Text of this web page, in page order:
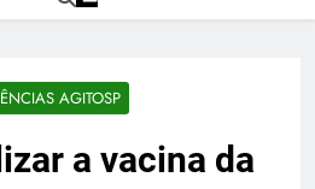
AGITOSP
a vacina da